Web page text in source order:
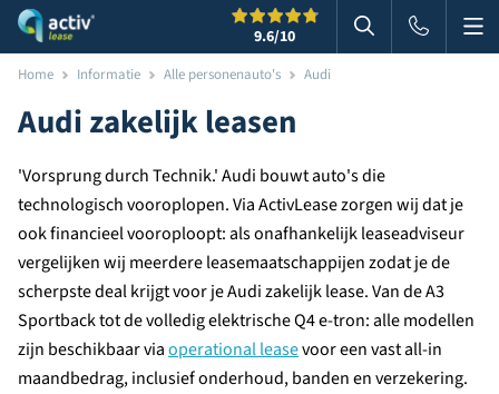
9.6/10 Zoeken in
Home Informatie Alle personenauto's Audi
Audi zakelijk leasen
'Vorsprung durch Technik.' Audi bouwt auto's die
technologisch vooroplopen. Via ActivLease zorgen wij dat je
ook financieel vooroploopt: als onafhankelijk leaseadviseur
vergelijken wij meerdere leasemaatschappijen zodat je de
scherpste deal krijgt voor je Audi zakelijk lease. Van de A3
Sportback tot de volledig elektrische Q4 e-tron: alle modellen
zijn beschikbaar viaoperational leasevoor een vast all-in
maandbedrag, inclusief onderhoud, banden en verzekering.